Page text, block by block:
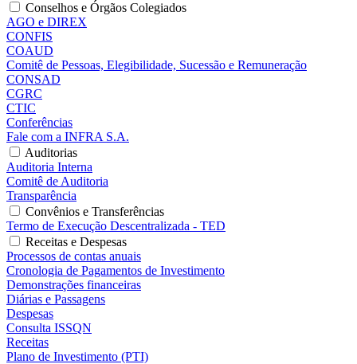
Conselhos e Órgãos Colegiados
AGO e DIREX
CONFIS
COAUD
Comitê de Pessoas, Elegibilidade, Sucessão e Remuneração
CONSAD
CGRC
CTIC
Conferências
Fale com a INFRA S.A.
Auditorias
Auditoria Interna
Comitê de Auditoria
Transparência
Convênios e Transferências
Termo de Execução Descentralizada - TED
Receitas e Despesas
Processos de contas anuais
Cronologia de Pagamentos de Investimento
Demonstrações financeiras
Diárias e Passagens
Despesas
Consulta ISSQN
Receitas
Plano de Investimento (PTI)